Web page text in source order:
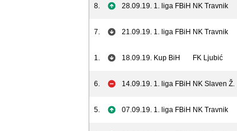
8. 28.09.19. 1. liga FBiH NK Travnik
7. 21.09.19. 1. liga FBiH NK Travnik
1. 18.09.19. Kup BiH FK Ljubić
6. 14.09.19. 1. liga FBiH NK Slaven Ž.
5. 07.09.19. 1. liga FBiH NK Travnik